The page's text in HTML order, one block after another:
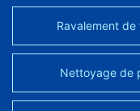
Ravalement
Nettoyage de